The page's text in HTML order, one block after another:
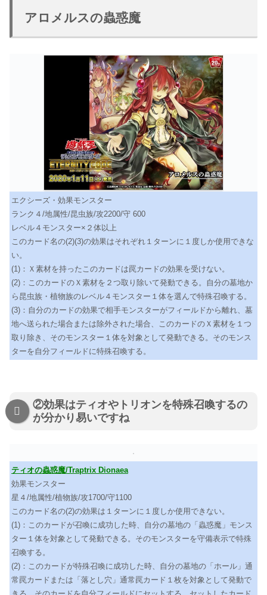
アロメルスの蟲惑魔
エクシーズ・効果モンスター
ランク４/地属性/昆虫族/攻2200/守 600
レベル４モンスター×２体以上
このカード名の(2)(3)の効果はそれぞれ１ターンに１度しか使用できな
い。
(1)：Ｘ素材を持ったこのカードは罠カードの効果を受けない。
(2)：このカードのＸ素材を２つ取り除いて発動できる。自分の墓地か
ら昆虫族・植物族のレベル４モンスター１体を選んで特殊召喚する。
(3)：自分のカードの効果で相手モンスターがフィールドから離れ、墓
地へ送られた場合または除外された場合、このカードのＸ素材を１つ
取り除き、そのモンスター１体を対象として発動できる。そのモンス
ターを自分フィールドに特殊召喚する。
②効果はティオやトリオンを特殊召喚するの
が分かり易いですね
ティオの蟲惑魔/Traptrix Dionaea
効果モンスター
星４/地属性/植物族/攻1700/守1100
このカード名の(2)の効果は１ターンに１度しか使用できない。
(1)：このカードが召喚に成功した時、自分の墓地の「蟲惑魔」モンス
ター１体を対象として発動できる。そのモンスターを守備表示で特殊
召喚する。
(2)：このカードが特殊召喚に成功した時、自分の墓地の「ホール」通
常罠カードまたは「落とし穴」通常罠カード１枚を対象として発動で